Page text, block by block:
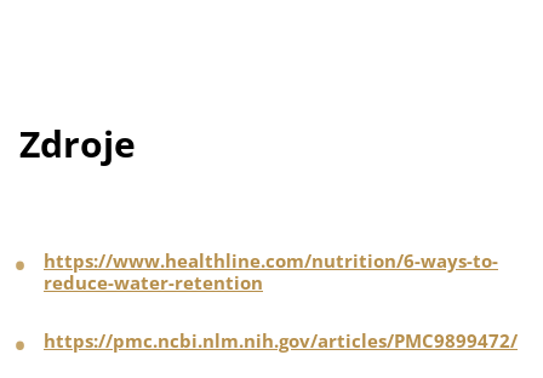
Zdroje
https://www.healthline.com/nutrition/6-ways-to-
reduce-water-retention
https://pmc.ncbi.nlm.nih.gov/articles/PMC9899472/